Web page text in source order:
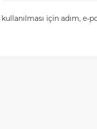
için adım, e-